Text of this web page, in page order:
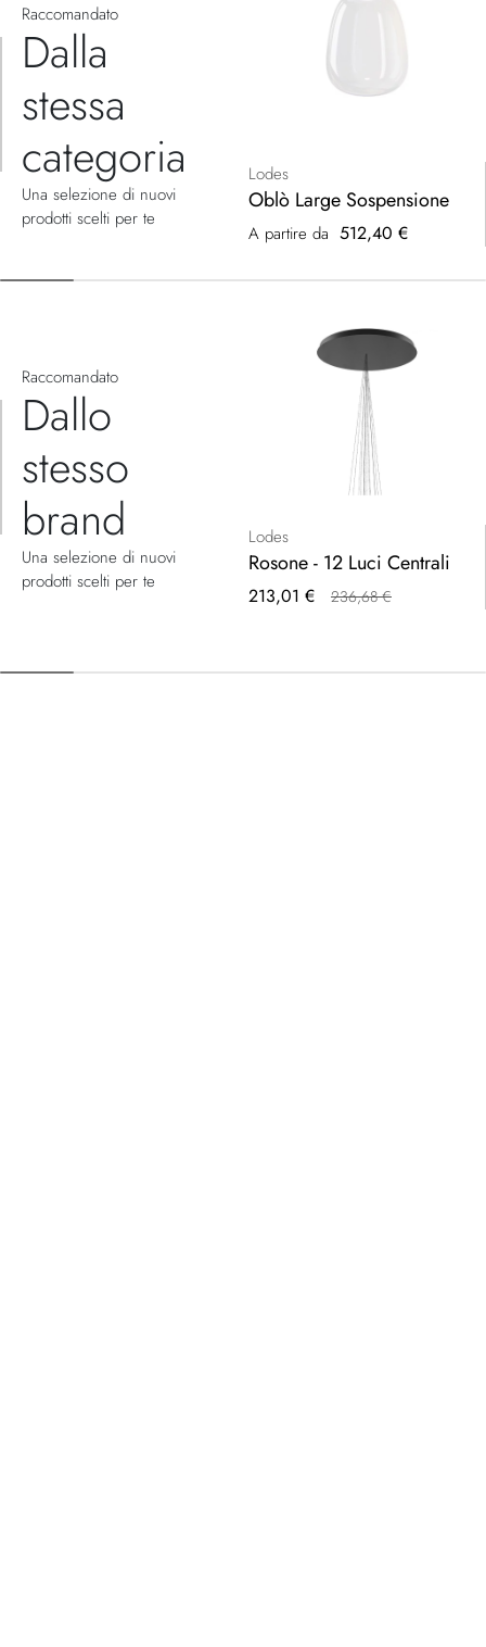
Raccomandato
Dalla
stessa
categoria
Una selezione di nuovi
prodotti scelti per te
Lodes
Oblò Large Sospensione
A partire da 512,40 €
Raccomandato
Dallo
stesso
brand
Una selezione di nuovi
prodotti scelti per te
Lodes
Rosone - 12 Luci Centrali
Prezzo
213,01 € 236,68 €